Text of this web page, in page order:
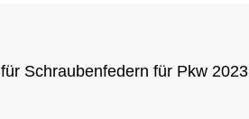
Schraubenfedern für Pkw 2023